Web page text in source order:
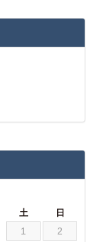
土 日
1
2